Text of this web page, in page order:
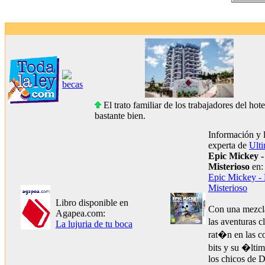
El trato familiar de los trabajadores del
bastante bien.
Libro disponible en
Agapea.com:
La lujuria de tu boca
Información y
experta de
Epic Mickey
Misterioso en:
Epic Mickey -
Misterioso
Con una
las aventuras
rat�n en las
bits y su
los chicos de